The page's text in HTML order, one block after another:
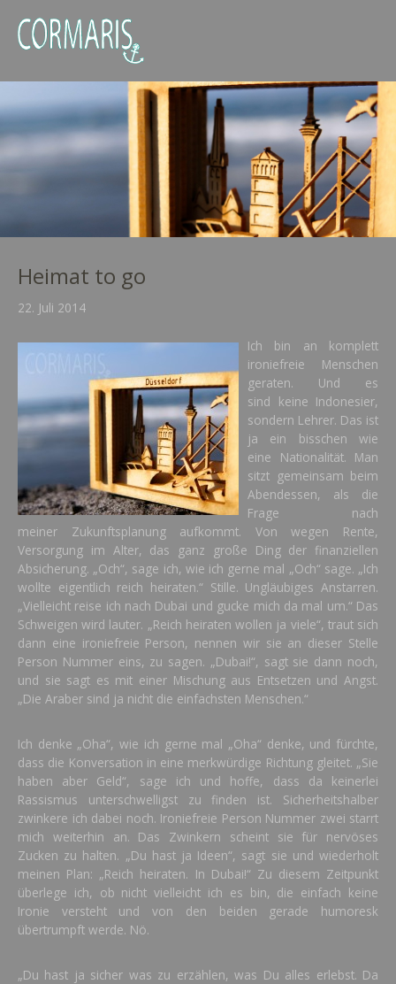
Heimat to go
22. Juli 2014
Ich bin an komplett
ironiefreie Menschen
geraten. Und es
sind keine Indonesier,
sondern Lehrer. Das ist
ja ein bisschen wie
eine Nationalität. Man
sitzt gemeinsam beim
Abendessen, als die
Frage nach
meiner Zukunftsplanung aufkommt. Von wegen Rente,
Versorgung im Alter, das ganz große Ding der finanziellen
Absicherung. „Och“, sage ich, wie ich gerne mal „Och“ sage. „Ich
wollte eigentlich reich heiraten.“ Stille. Ungläubiges Anstarren.
„Vielleicht reise ich nach Dubai und gucke mich da mal um.“ Das
Schweigen wird lauter. „Reich heiraten wollen ja viele“, traut sich
dann eine ironiefreie Person, nennen wir sie an dieser Stelle
Person Nummer eins, zu sagen. „Dubai!“, sagt sie dann noch,
und sie sagt es mit einer Mischung aus Entsetzen und Angst.
„Die Araber sind ja nicht die einfachsten Menschen.“
Ich denke „Oha“, wie ich gerne mal „Oha“ denke, und fürchte,
dass die Konversation in eine merkwürdige Richtung gleitet. „Sie
haben aber Geld“, sage ich und hoffe, dass da keinerlei
Rassismus unterschwelligst zu finden ist. Sicherheitshalber
zwinkere ich dabei noch. Ironiefreie Person Nummer zwei starrt
mich weiterhin an. Das Zwinkern scheint sie für nervöses
Zucken zu halten. „Du hast ja Ideen“, sagt sie und wiederholt
meinen Plan: „Reich heiraten. In Dubai!“ Zu diesem Zeitpunkt
überlege ich, ob nicht vielleicht ich es bin, die einfach keine
Ironie versteht und von den beiden gerade humoresk
übertrumpft werde. Nö.
„Du hast ja sicher was zu erzählen, was Du alles erlebst. Da